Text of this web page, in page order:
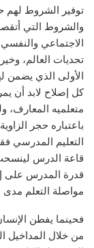
توفير الشروط لهم
والشروط التي
الاجتماعي
تحديات العالم،
الأولى الذي يضمن
كل إصلاح لابد أن
متعلميه المعارف،
باعتباره حجر
التعليم المدرسي
قاعة الدرس لينسحب
قدرة المدرس على
مواصلة التعلم مدى
فحينما يفطن
من خلال المداخيل